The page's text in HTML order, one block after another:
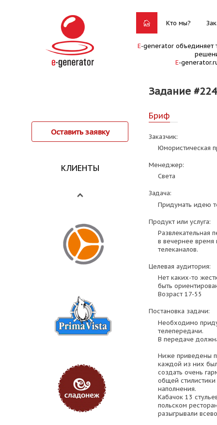
Кто мы?
E-generator объединяет
E-
Задание
Оставить заявку
КЛИЕНТЫ
Бриф
Заказчик:
Юмористическая
Менеджер:
Света
Задача:
Придумать идею
Продукт или услуга:
Развлекательная
в вечернее время
телеканалов.
Целевая аудитория:
Нет каких-то
быть
Возраст 17-55
Постановка задачи:
Необходимо
телепередачи.
В передаче
Ниже приведены
каждой из них
создать очень
общей стилистики
наполнения.
Кабачок 13
польском
разыгрывали